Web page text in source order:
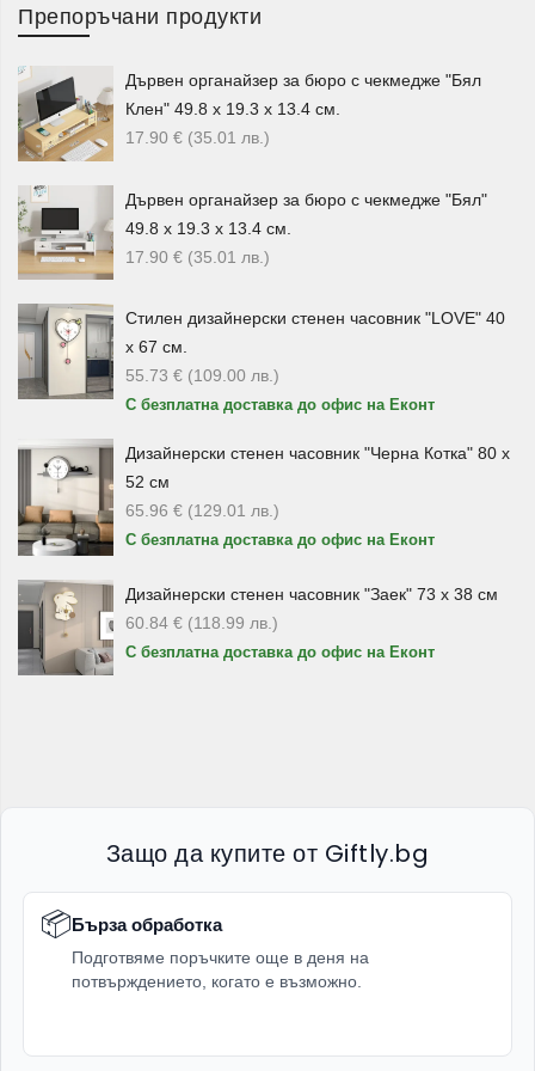
продукти.
Подаръчните комплекти за вино
са подходящи за
рожден ден, имен ден, нов дом, празник, фирмен повод
или специална вечер. Те съчетават практична употреба
с представителна визия и могат да бъдат добър избор за
хора, които харесват красивите аксесоари за сервиране.
Декоративни бъчви, ледарници и
специални аксесоари
За по-ефектно присъствие на масата или в интериора
можете да разгледате
бъчви за вино или ракия и стъклено буре-декантер с
дървена поставка. Тези продукти са подходящи за хора,
които търсят по-нестандартен аксесоар с декоративен
характер.
В категорията има и стъклен ледарник
, който може да
бъде полезен при сервиране на напитки. Такъв тип
аксесоари допълват подредбата на масата и са
подходящи за гости, събирания и празнични поводи.
Предимства на аксесоарите за вино
комплекти.
и стилното сервиране.
Подходящи за различни поводи
Препоръчани продукти
Дървен органайзер за бюро с чекмедже "Бял
Клен" 49.8 х 19.3 х 13.4 см.
17.90 € (35.01 лв. )
Дървен органайзер за бюро с чекмедже "Бял"
49.8 х 19.3 х 13.4 см.
17.90 € (35.01 лв. )
Стилен дизайнерски стенен часовник "LOVE" 40
х 67 см.
55.73 € (109.00 лв.)
С безплатна доставка до офис на Еконт
Дизайнерски стенен часовник "Черна Котка" 80 х
52 см
65.96 € (129.01 лв.)
С безплатна доставка до офис на Еконт
Дизайнерски стенен часовник "Заек" 73 х 38 см
60.84 € (118.99 лв. )
С безплатна доставка до офис на Еконт
Защо да купите от Giftly.bg
📦Бърза обработка
Подготвяме поръчките още в деня на
потвърждението, когато е възможно.